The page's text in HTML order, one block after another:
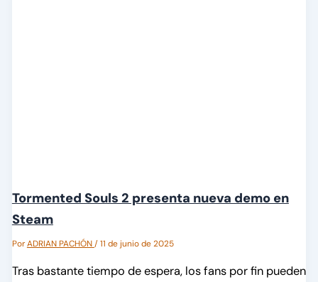
Tormented Souls 2 presenta nueva demo en
Steam
PorADRIAN PACHÓN/11 de junio de 2025
Tras bastante tiempo de espera, los fans por fin pueden